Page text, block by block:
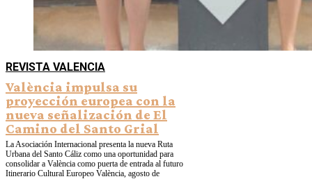
REVISTA VALENCIA
València impulsa su
proyección europea con la
nueva señalización de El
Camino del Santo Grial
La Asociación Internacional presenta la nueva Ruta
Urbana del Santo Cáliz como una oportunidad para
consolidar a València como puerta de entrada al futuro
Itinerario Cultural Europeo València, agosto de